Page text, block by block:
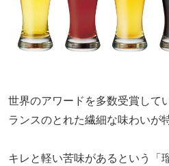
世界のアワードを多数受賞して
ランスのとれた繊細な味わいが特
キレと軽い苦味があるという「